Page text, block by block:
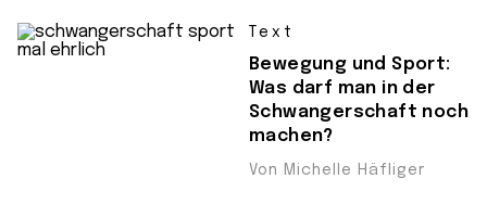
Text
Bewegung und Sport:
Was darf man in der
Schwangerschaft noch
machen?
Von Michelle Häfliger